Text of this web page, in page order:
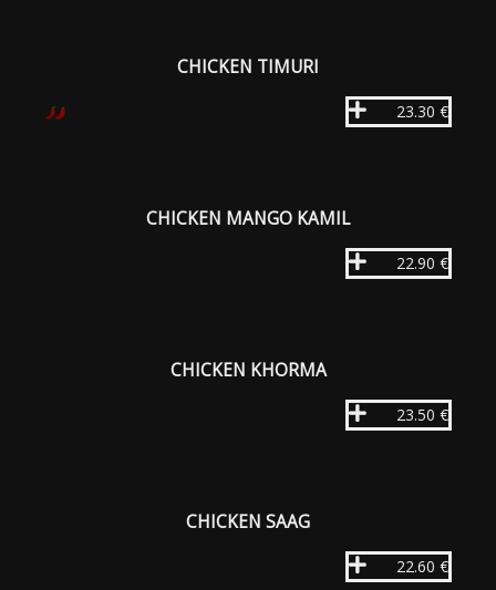
CHICKEN TIMURI
23.30 €
CHICKEN MANGO KAMIL
22.90 €
CHICKEN KHORMA
23.50 €
CHICKEN SAAG
22.60 €